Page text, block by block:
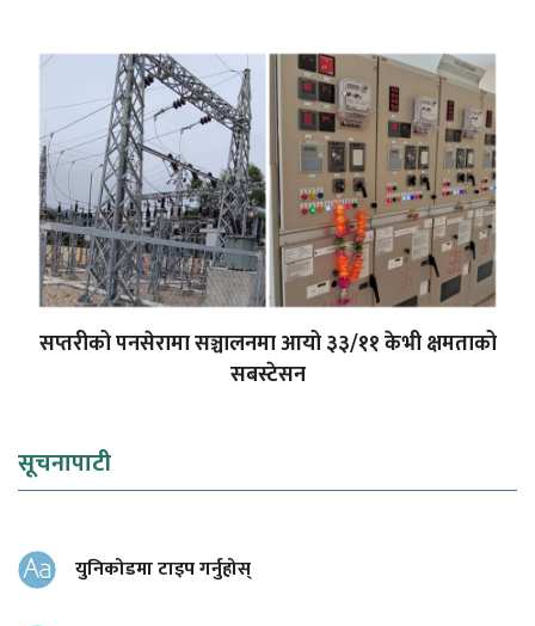
सप्तरीको पनसेरामा सञ्चालनमा आयो ३३/११ केभी क्षमताको
सबस्टेसन
सूचनापाटी
युनिकोडमा टाइप गर्नुहोस्